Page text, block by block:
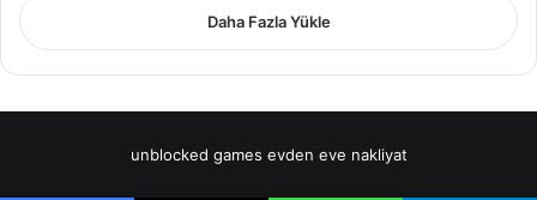
Daha Fazla Yükle
unblocked games evden eve nakliyat